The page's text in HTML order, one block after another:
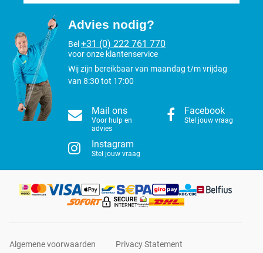
Advies nodig?
Bel +31 (0) 222 761 770
voor onze klantenservice
Wij zijn bereikbaar van maandag t/m vrijdag
van 8:30 tot 17:00
Mail ons
Voor hulp en
advies
Facebook
Stel jouw vraag
Instagram
Stel jouw vraag
Algemene voorwaarden Privacy Statement